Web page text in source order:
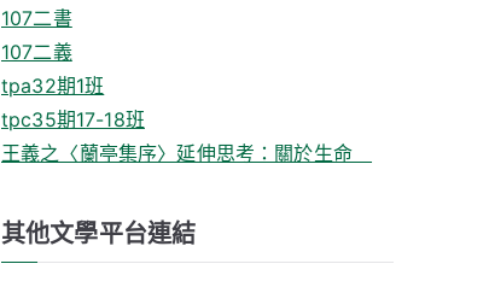
107二書
107二義
tpa32期1班
tpc35期17-18班
王義之〈蘭亭集序〉延伸思考：關於生命
其他文學平台連結